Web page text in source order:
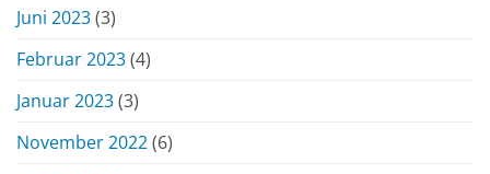
Juni 2023(3)
Februar 2023(4)
Januar 2023(3)
November 2022(6)